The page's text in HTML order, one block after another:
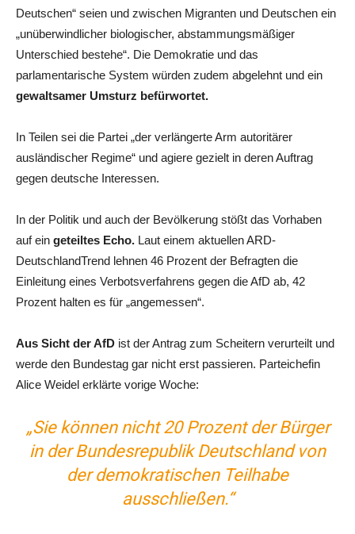
Deutschen“ seien und zwischen Migranten und Deutschen ein
„unüberwindlicher biologischer, abstammungsmäßiger
Unterschied bestehe“. Die Demokratie und das
parlamentarische System würden zudem abgelehnt und ein
gewaltsamer Umsturz befürwortet.
In Teilen sei die Partei „der verlängerte Arm autoritärer
ausländischer Regime“ und agiere gezielt in deren Auftrag
gegen deutsche Interessen.
In der Politik und auch der Bevölkerung stößt das Vorhaben
auf ein geteiltes Echo. Laut einem aktuellen ARD-
DeutschlandTrend lehnen 46 Prozent der Befragten die
Einleitung eines Verbotsverfahrens gegen die AfD ab, 42
Prozent halten es für „angemessen“.
Aus Sicht der AfD ist der Antrag zum Scheitern verurteilt und
werde den Bundestag gar nicht erst passieren. Parteichefin
Alice Weidel erklärte vorige Woche:
„Sie können nicht 20 Prozent der Bürger
in der Bundesrepublik Deutschland von
der demokratischen Teilhabe
ausschließen.“